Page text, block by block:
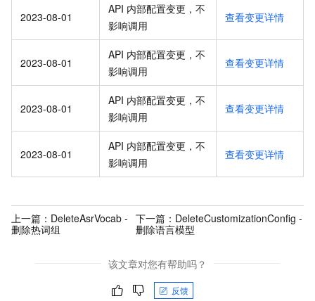
2023-08-01
API 内部配置变更，不
影响调用
查看变更详情
2023-08-01
API 内部配置变更，不
影响调用
查看变更详情
2023-08-01
API 内部配置变更，不
影响调用
查看变更详情
2023-08-01
API 内部配置变更，不
影响调用
查看变更详情
上一篇： DeleteAsrVocab -
删除热词组
下一篇： DeleteCustomizationConfig -
删除语言模型
该文章对您有帮助吗？
反馈